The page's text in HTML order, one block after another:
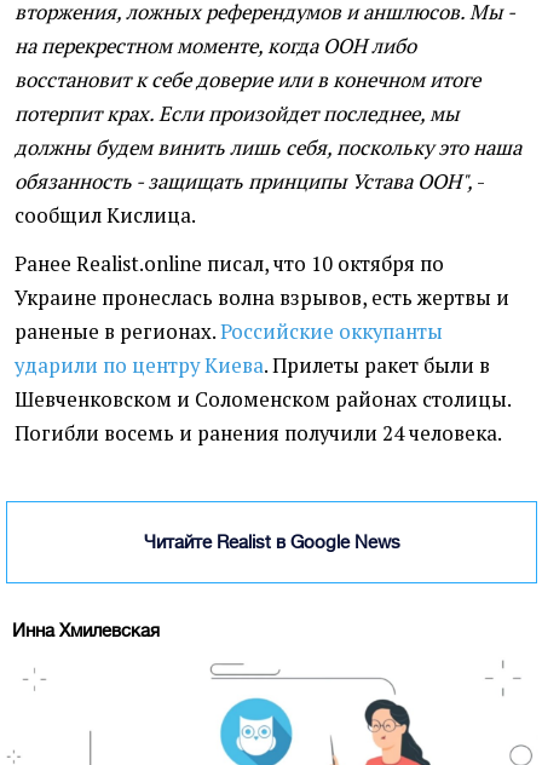
вторжения, ложных референдумов и аншлюсов. Мы -
на перекрестном моменте, когда ООН либо
восстановит к себе доверие или в конечном итоге
потерпит крах. Если произойдет последнее, мы
должны будем винить лишь себя, поскольку это наша
обязанность - защищать принципы Устава ООН", -
сообщил Кислица.
Ранее Realist.оnline писал, что 10 октября по
Украине пронеслась волна взрывов, есть жертвы и
раненые в регионах.Российские оккупанты
ударили по центру Киева. Прилеты ракет были в
Шевченковском и Соломенском районах столицы.
Погибли восемь и ранения получили 24 человека.
Читайте Realist в Google News
Инна Хмилевская